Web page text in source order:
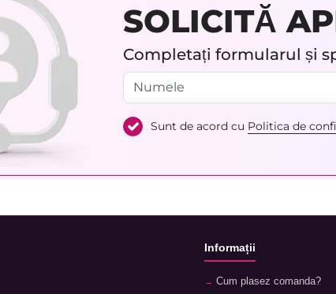
SOLICITĂ
Completați formularul și
Sunt de acord cu Politica de
Informații
Cum plasez comanda?